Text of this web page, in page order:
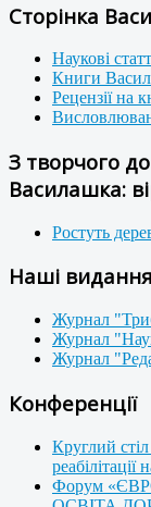
Сторінка
Наукові
Книги
Рецензії на
З творчого
Василашка:
Ростуть
Наші видання
Журнал
Журнал
Журнал
Конференції
Круглий
Форум